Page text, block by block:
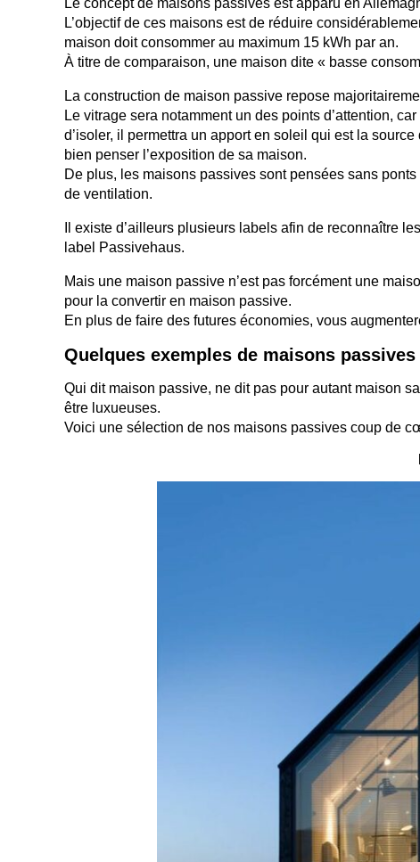
Le concept de maisons passives est apparu en
L’objectif de ces maisons est de réduire
maison doit consommer au maximum 15 kWh par an.
À titre de comparaison, une maison dite « basse
La construction de maison passive repose
Le vitrage sera notamment un des points d’attention,
d’isoler, il permettra un apport en soleil qui est la
bien penser l’exposition de sa maison.
De plus, les maisons passives sont pensées sans
de ventilation.
Il existe d’ailleurs plusieurs labels afin de reconnaître
label Passivehaus.
Mais une maison passive n’est pas forcément une
pour la convertir en maison passive.
En plus de faire des futures économies, vous
Quelques exemples de maisons passives
Qui dit maison passive, ne dit pas pour autant maison
être luxueuses.
Voici une sélection de nos maisons passives coup de